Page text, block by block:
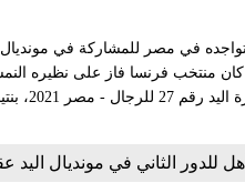
تواجده في مصر للمشاركة في مونديال
كان منتخب فرنسا فاز على نظيره
بنتيجة 35 -...
للدور الثاني في مونديال اليد